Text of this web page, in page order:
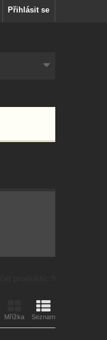
Přihlásit se
Mřížka Seznam